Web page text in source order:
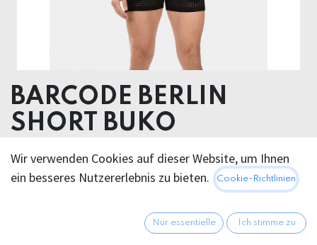
BARCODE BERLIN
SHORT BUKO
51% Polyester 48% Cotton 1% Elastane
Dieses Produkt ist nicht länger verfügbar.
Wir verwenden Cookies auf dieser Website, um Ihnen
ein besseres Nutzererlebnis zu bieten.
Cookie-Richtlinien
Nur essentielle Ich stimme zu